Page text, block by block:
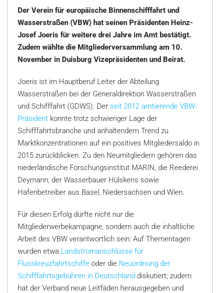
Der Verein für europäische Binnenschifffahrt und
Wasserstraßen (VBW) hat seinen Präsidenten Heinz-
Josef Joeris für weitere drei Jahre im Amt bestätigt.
Zudem wählte die Mitgliederversammlung am 10.
November in Duisburg Vizepräsidenten und Beirat.
Joeris ist im Hauptberuf Leiter der Abteilung
Wasserstraßen bei der Generaldirektion Wasserstraßen
und Schifffahrt (GDWS). Der seit 2012 amtierende VBW-
Präsident konnte trotz schwieriger Lage der
Schifffahrtsbranche und anhaltendem Trend zu
Marktkonzentrationen auf ein positives Mitgliedersaldo in
2015 zurückblicken. Zu den Neumitgliedern gehören das
niederländische Forschungsinstitut MARIN, die Reederei
Deymann, der Wasserbauer Hülskens sowie
Hafenbetreiber aus Basel, Niedersachsen und Wien.
Für diesen Erfolg dürfte nicht nur die
Mitgliederwerbekampagne, sondern auch die inhaltliche
Arbeit des VBW verantwortlich sein: Auf Thementagen
wurden etwa Landstromanschlüsse für
Flusskreuzfahrtschiffe oder die Neuordnung der
Schifffahrtsgebühren in Deutschland diskutiert; zudem
hat der Verband neue Leitfäden herausgegeben und